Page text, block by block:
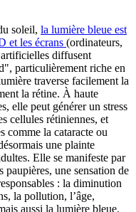
soleil, la lumière bleue est
et les écrans (ordinateurs,
artificielles diffusent
particulièrement riche en
traverse facilement la
la rétine. À haute
elle peut générer un stress
cellules rétiniennes, et
comme la cataracte ou
une plainte
Elle se manifeste par
paupières, une sensation de
: la diminution
la pollution, l’âge,
aussi la lumière bleue,